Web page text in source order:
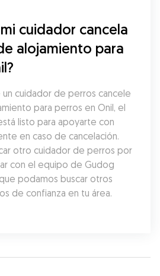
cuidador cancela
alojamiento para
cuidador de perros cancele
para perros en Onil, el
listo para apoyarte con
en caso de cancelación.
otro cuidador de perros por
con el equipo de Gudog
podamos buscar otros
de confianza en tu área.